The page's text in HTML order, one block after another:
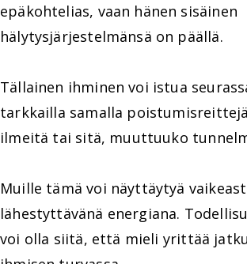
epäkohtelias, vaan hänen sisäinen
hälytysjärjestelmänsä on päällä.
Tällainen ihminen voi istua
tarkkailla samalla
ilmeitä tai sitä, muuttuuko
Muille tämä voi näyttäytyä
lähestyttävänä energiana.
voi olla siitä, että mieli yrittää